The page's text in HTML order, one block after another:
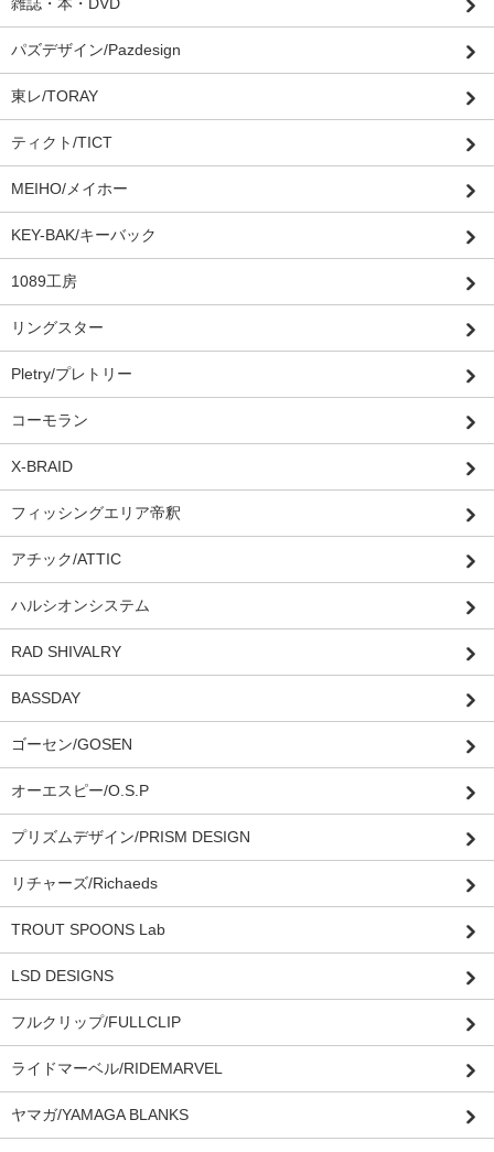
パズデザイン/Pazdesign
東レ/TORAY
ティクト/TICT
MEIHO/メイホー
KEY-BAK/キーバック
1089工房
リングスター
Pletry/プレトリー
コーモラン
X-BRAID
フィッシングエリア帝釈
アチック/ATTIC
ハルシオンシステム
RAD SHIVALRY
BASSDAY
ゴーセン/GOSEN
オーエスピー/O.S.P
プリズムデザイン/PRISM DESIGN
リチャーズ/Richaeds
TROUT SPOONS Lab
LSD DESIGNS
フルクリップ/FULLCLIP
ライドマーベル/RIDEMARVEL
ヤマガ/YAMAGA BLANKS